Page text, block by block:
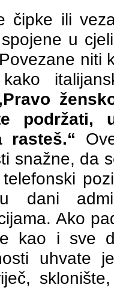
čipke ili
u
niti
podržati,
snažne, da
dani
Ako
kao i sve
uhvate